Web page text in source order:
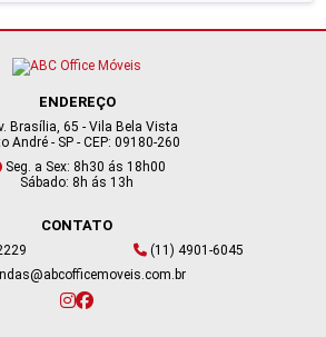
ENDEREÇO
Brasília, 65 - Vila Bela Vista
André - SP - CEP: 09180-260
Seg. a Sex: 8h30 ás 18h00
Sábado: 8h ás 13h
CONTATO
(11) 4901-6045